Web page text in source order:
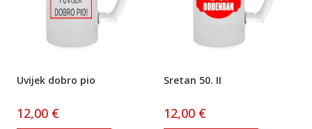
Uvijek dobro pio
12,00 €
Sretan 50. II
12,00 €